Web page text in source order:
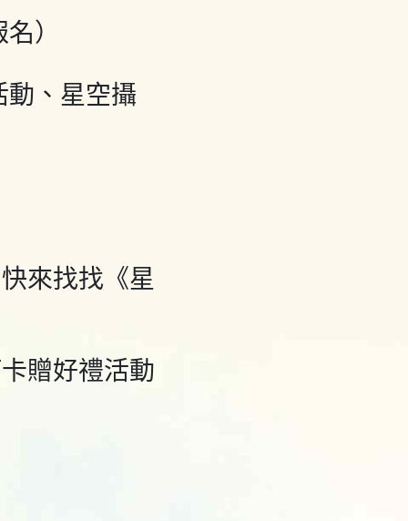
）
動、星空攝
來找找《星
贈好禮活動